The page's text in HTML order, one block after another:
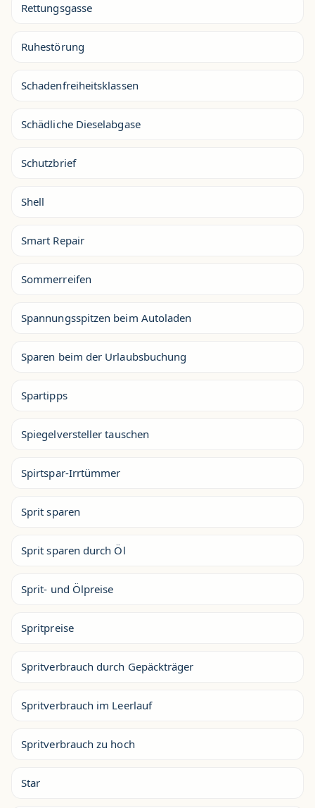
Rettungsgasse
Ruhestörung
Schadenfreiheitsklassen
Schädliche Dieselabgase
Schutzbrief
Shell
Smart Repair
Sommerreifen
Spannungsspitzen beim Autoladen
Sparen beim der Urlaubsbuchung
Spartipps
Spiegelversteller tauschen
Spirtspar-Irrtümmer
Sprit sparen
Sprit sparen durch Öl
Sprit- und Ölpreise
Spritpreise
Spritverbrauch durch Gepäckträger
Spritverbrauch im Leerlauf
Spritverbrauch zu hoch
Star